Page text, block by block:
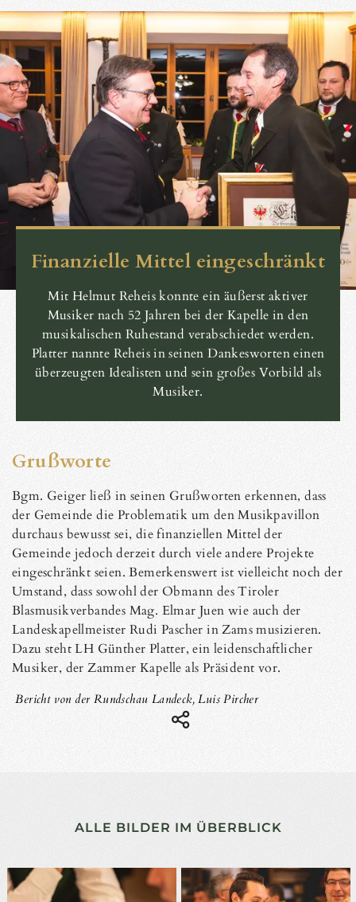
Finanzielle Mittel eingeschränkt
Mit Helmut Reheis konnte ein äußerst aktiver
Musiker nach 52 Jahren bei der Kapelle in den
musikalischen Ruhestand verabschiedet werden.
Platter nannte Reheis in seinen Dankesworten einen
überzeugten Idealisten und sein großes Vorbild als
Musiker.
Grußworte
Bgm. Geiger ließ in seinen Grußworten erkennen, dass
der Gemeinde die Problematik um den Musikpavillon
durchaus bewusst sei, die finanziellen Mittel der
Gemeinde jedoch derzeit durch viele andere Projekte
eingeschränkt seien. Bemerkenswert ist vielleicht noch der
Umstand, dass sowohl der Obmann des Tiroler
Blasmusikverbandes Mag. Elmar Juen wie auch der
Landeskapellmeister Rudi Pascher in Zams musizieren.
Dazu steht LH Günther Platter, ein leidenschaftlicher
Musiker, der Zammer Kapelle als Präsident vor.
Bericht von der Rundschau Landeck, Luis Pircher
ALLE BILDER IM ÜBERBLICK